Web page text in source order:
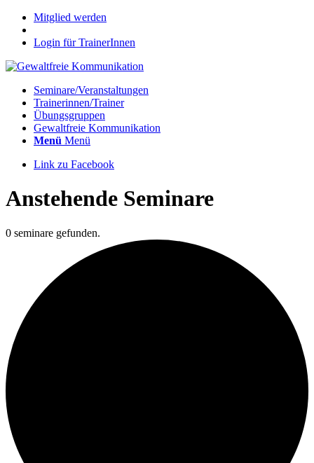
Mitglied werden
Login für TrainerInnen
Seminare/Veranstaltungen
Trainerinnen/Trainer
Übungsgruppen
Gewaltfreie Kommunikation
Menü Menü
Link zu Facebook
Anstehende Seminare
0 seminare gefunden.